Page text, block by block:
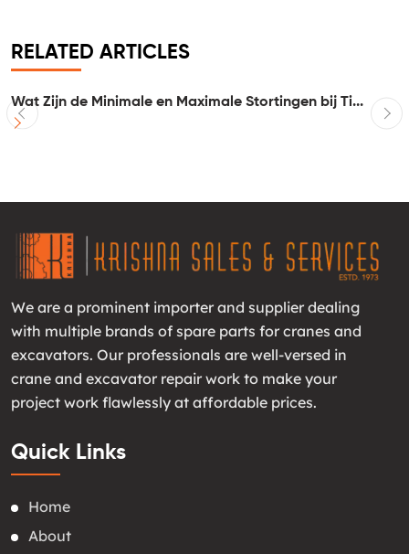
RELATED ARTICLES
Wat Zijn de Minimale en Maximale Stortingen bij Ti...
We are a prominent importer and supplier dealing
with multiple brands of spare parts for cranes and
excavators. Our professionals are well-versed in
crane and excavator repair work to make your
project work flawlessly at affordable prices.
Quick Links
Home
About